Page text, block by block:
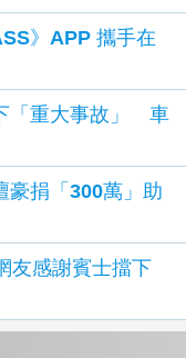
》APP 攜手在
「重大事故」 車
豪捐「300萬」助
感謝賓士擋下